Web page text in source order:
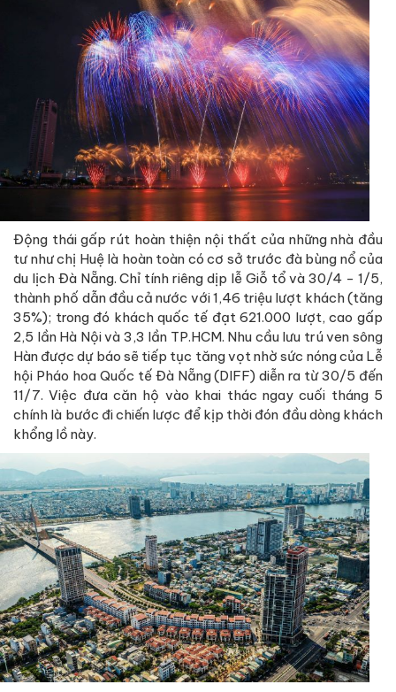
Động thái gấp rút hoàn thiện nội thất của những nhà đầu
tư như chị Huệ là hoàn toàn có cơ sở trước đà bùng nổ của
du lịch Đà Nẵng. Chỉ tính riêng dịp lễ Giỗ tổ và 30/4 - 1/5,
thành phố dẫn đầu cả nước với 1,46 triệu lượt khách (tăng
35%); trong đó khách quốc tế đạt 621.000 lượt, cao gấp
2,5 lần Hà Nội và 3,3 lần TP.HCM. Nhu cầu lưu trú ven sông
Hàn được dự báo sẽ tiếp tục tăng vọt nhờ sức nóng của Lễ
hội Pháo hoa Quốc tế Đà Nẵng (DIFF) diễn ra từ 30/5 đến
11/7. Việc đưa căn hộ vào khai thác ngay cuối tháng 5
chính là bước đi chiến lược để kịp thời đón đầu dòng khách
khổng lồ này.